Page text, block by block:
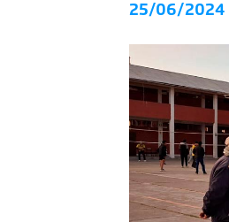
25/06/2024